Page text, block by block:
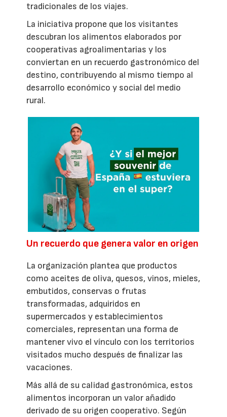
tradicionales de los viajes.
La iniciativa propone que los visitantes
descubran los alimentos elaborados por
cooperativas agroalimentarias y los
conviertan en un recuerdo gastronómico del
destino, contribuyendo al mismo tiempo al
desarrollo económico y social del medio
rural.
Un recuerdo que genera valor en origen
La organización plantea que productos
como aceites de oliva, quesos, vinos, mieles,
embutidos, conservas o frutas
transformadas, adquiridos en
supermercados y establecimientos
comerciales, representan una forma de
mantener vivo el vínculo con los territorios
visitados mucho después de finalizar las
vacaciones.
Más allá de su calidad gastronómica, estos
alimentos incorporan un valor añadido
derivado de su origen cooperativo. Según